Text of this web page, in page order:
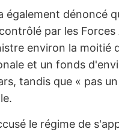
également dénoncé
par les Forces
environ la moitié
et un fonds
tandis que « pas
le régime de